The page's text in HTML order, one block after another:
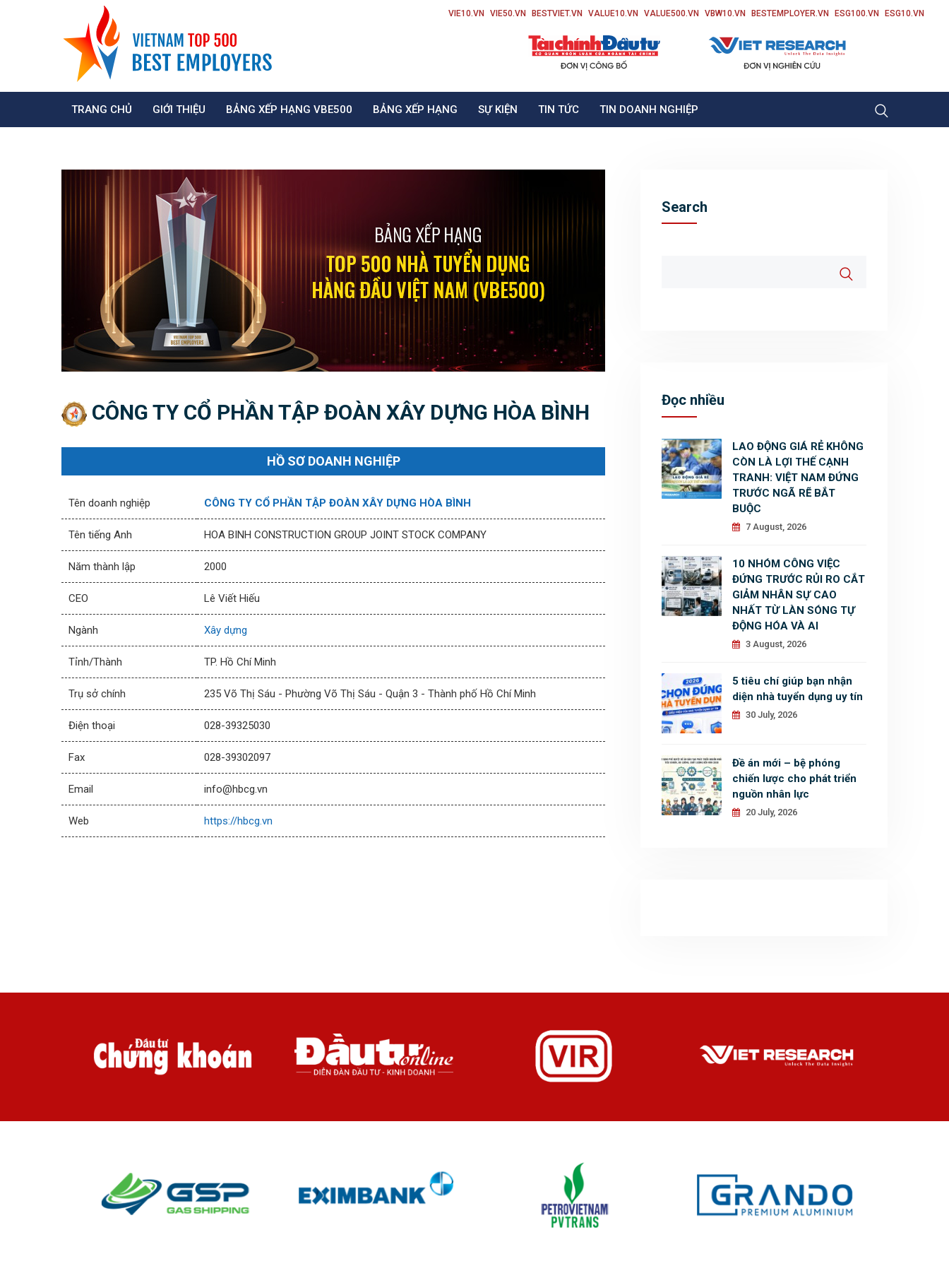
VIE10.VN VIE50.VN BESTVIET.VN VALUE10.VN VALUE500.VN VBW10.VN BESTEMPLOYER.VN ESG100.VN ESG10.VN
TRANG CHỦ GIỚI THIỆU BẢNG XẾP HẠNG VBE500 BẢNG XẾP HẠNG SỰ KIỆN TIN TỨC TIN DOANH NGHIỆP
CÔNG TY CỔ PHẦN TẬP ĐOÀN XÂY DỰNG HÒA BÌNH
HỒ SƠ DOANH NGHIỆP
Tên doanh nghiệp CÔNG TY CỔ PHẦN TẬP ĐOÀN XÂY DỰNG HÒA BÌNH
Tên tiếng Anh HOA BINH CONSTRUCTION GROUP JOINT STOCK COMPANY
Năm thành lập 2000
CEO Lê Viết Hiếu
Ngành Xây dựng
Tỉnh/Thành TP. Hồ Chí Minh
Trụ sở chính 235 Võ Thị Sáu - Phường Võ Thị Sáu - Quận 3 - Thành phố Hồ Chí Minh
Điện thoại 028-39325030
Fax 028-39302097
Email info@hbcg.vn
Web https://hbcg.vn
Search
Đọc nhiều
LAO ĐỘNG GIÁ RẺ KHÔNG
CÒN LÀ LỢI THẾ CẠNH
TRANH: VIỆT NAM ĐỨNG
TRƯỚC NGÃ RẼ BẮT
BUỘC
7 August, 2026
10 NHÓM CÔNG VIỆC
ĐỨNG TRƯỚC RỦI RO CẮT
GIẢM NHÂN SỰ CAO
NHẤT TỪ LÀN SÓNG TỰ
ĐỘNG HÓA VÀ AI
3 August, 2026
5 tiêu chí giúp bạn nhận
diện nhà tuyển dụng uy tín
30 July, 2026
Đề án mới – bệ phóng
chiến lược cho phát triển
nguồn nhân lực
20 July, 2026